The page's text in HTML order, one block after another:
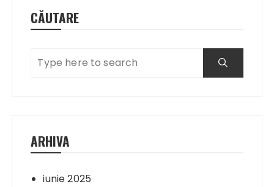
CĂUTARE
ARHIVA
iunie 2025